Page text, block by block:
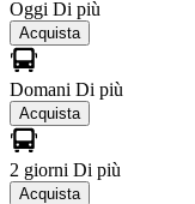
Oggi Di più
Acquista
Domani Di più
Acquista
2 giorni Di più
Acquista